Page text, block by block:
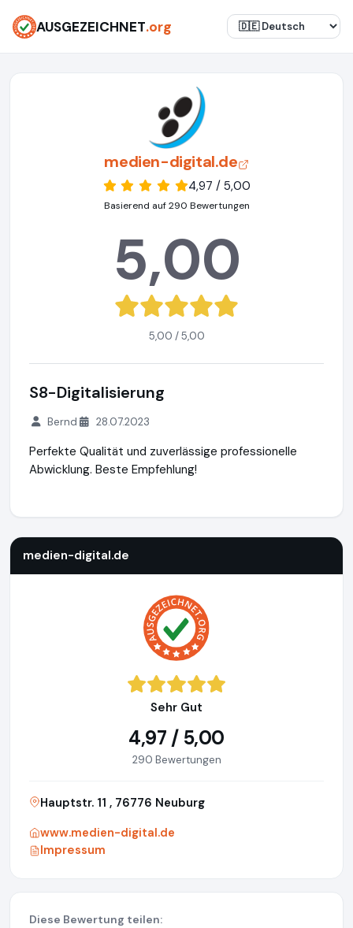
AUSGEZEICHNET.org
medien-digital.de
4,97 / 5,00
Basierend auf 290 Bewertungen
5,00
5,00 / 5,00
S8-Digitalisierung
Bernd 28.07.2023
Perfekte Qualität und zuverlässige professionelle
Abwicklung. Beste Empfehlung!
medien-digital.de
Sehr Gut
4,97 / 5,00
290 Bewertungen
Hauptstr. 11 , 76776 Neuburg
www.medien-digital.de
Impressum
Diese Bewertung teilen: